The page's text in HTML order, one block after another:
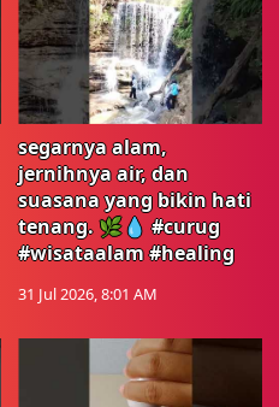
segarnya alam,
jernihnya air, dan
suasana yang bikin hati
tenang. 🌿💧 #curug
#wisataalam #healing
31 Jul 2026, 8:01 AM